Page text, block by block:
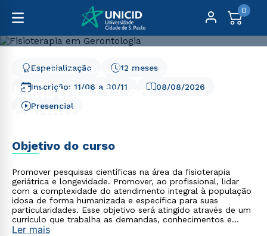
0
Pós-Graduação Saúde Fisioterapia em Gerontologia
Fisioterapia em
Gerontologia
08/08/2026
12 meses
Especialização
Presencial
Inscrição: 11/06 a 30/11
Objetivo do curso
Promover pesquisas científicas na área da fisioterapia
geriátrica e longevidade. Promover, ao profissional, lidar
com a complexidade do atendimento integral à população
idosa de forma humanizada e específica para suas
particularidades. Esse objetivo será atingido através de um
currículo que trabalha as demandas, conhecimentos e
cenários atuais do envelhecimento da população mundial
Ler mais